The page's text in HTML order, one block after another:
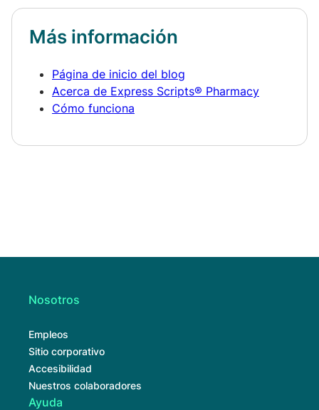
Más información
Página de inicio del blog
Acerca de Express Scripts® Pharmacy
Cómo funciona
Nosotros
Empleos
Sitio corporativo
Accesibilidad
Nuestros colaboradores
Ayuda